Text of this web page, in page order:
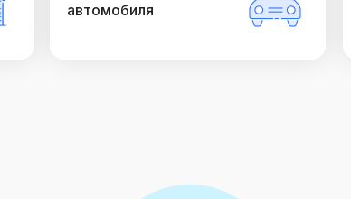
автомобиля